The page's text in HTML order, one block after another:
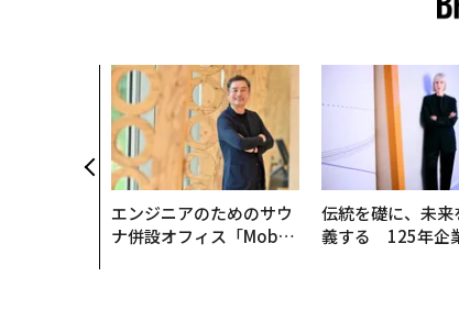
エンジニアのためのサウ
ナ併設オフィス「Mobiu
伝統を礎に、未来
義する 125年企